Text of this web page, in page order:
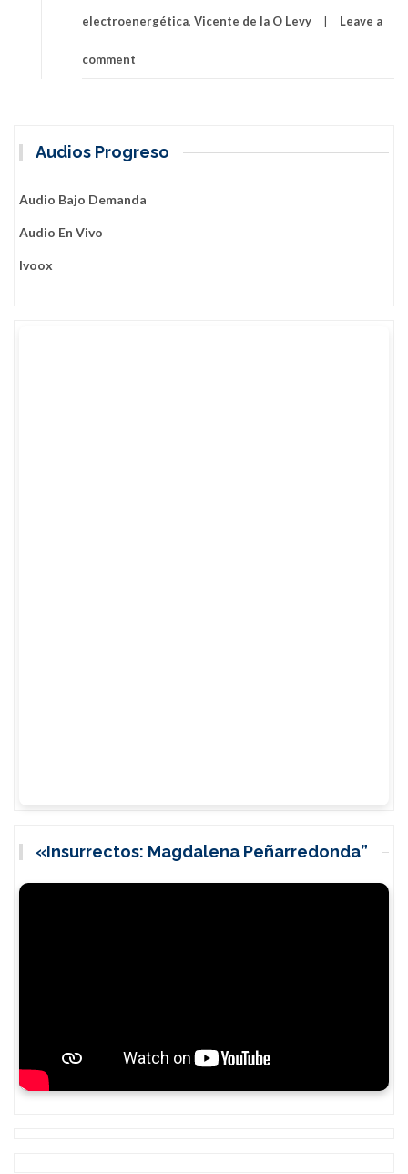
electroenergética, Vicente de la O Levy Leave a
comment
Audios Progreso
Audio Bajo Demanda
Audio En Vivo
Ivoox
«Insurrectos: Magdalena Peñarredonda”